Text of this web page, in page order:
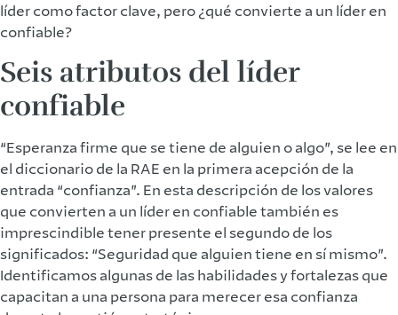
líder como factor clave, pero ¿qué convierte a un líder en
confiable?
Seis atributos del líder
confiable
“Esperanza firme que se tiene de alguien o algo”, se lee en
el diccionario de la RAE en la primera acepción de la
entrada “confianza”. En esta descripción de los valores
que convierten a un líder en confiable también es
imprescindible tener presente el segundo de los
significados: “Seguridad que alguien tiene en sí mismo”.
Identificamos algunas de las habilidades y fortalezas que
capacitan a una persona para merecer esa confianza